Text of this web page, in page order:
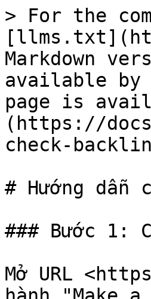
> For the
Markdown
available by
page is
(https://
check-
# Hướng dẫn
### Bước
Mở URL